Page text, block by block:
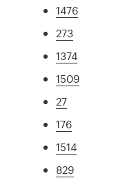
1476
273
1374
1509
27
176
1514
829